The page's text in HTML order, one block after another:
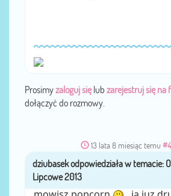
Prosimyzaloguj sięlub zarejestruj się na
dołączyć do rozmowy.
13 lata 8 miesiąc temu
przezdziubasek